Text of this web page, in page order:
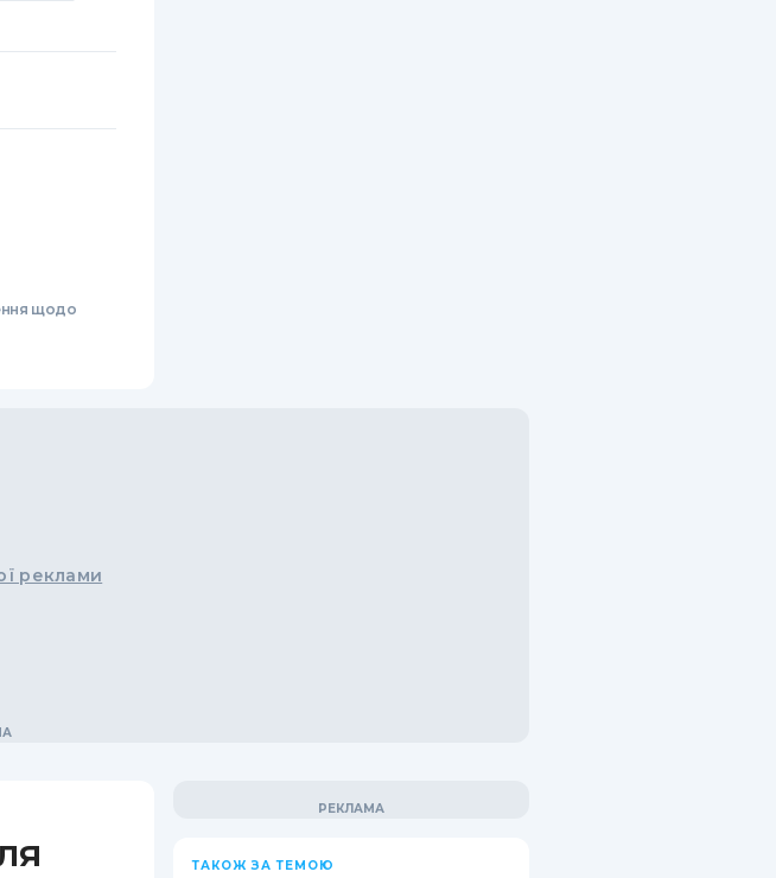
щодо
реклами
ТАКОЖ ЗА ТЕМОЮ